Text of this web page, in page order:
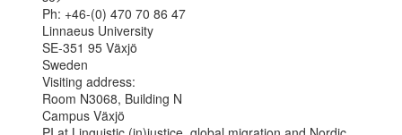
Ph: +46-(0) 470 70 86 47
Linnaeus University
SE-351 95 Växjö
Sweden
Visiting address:
Room N3068, Building N
Campus Växjö